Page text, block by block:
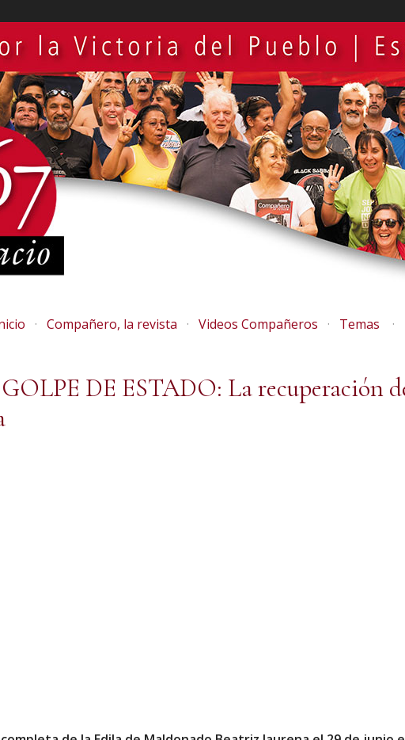
Compañero, la revista Videos Compañeros Temas
DE ESTADO: La recuperación